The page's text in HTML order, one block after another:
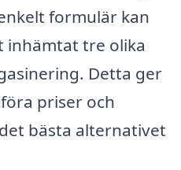
formulär kan
inhämtat tre olika
Detta ger
priser och
bästa alternativet